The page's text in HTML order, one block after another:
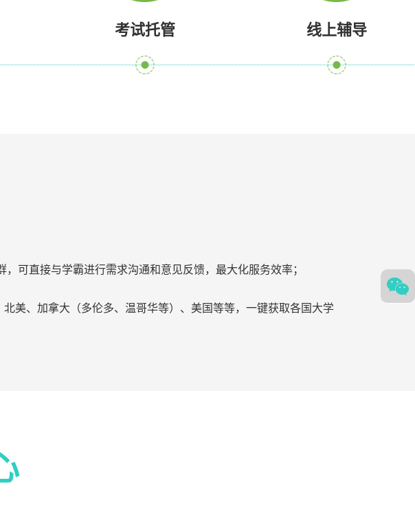
考试托管 线上辅导
，可直接与学霸进行需求沟通和意见反馈，最大化服务效率；
美、加拿大（多伦多、温哥华等）、美国等等，一键获取各国大学